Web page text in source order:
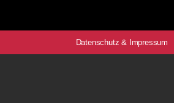
Datenschutz & Impressum